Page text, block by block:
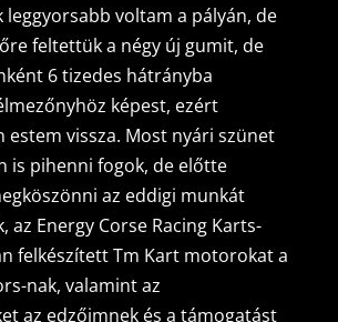
leggyorsabb voltam a pályán, de
feltettük a négy új gumit, de
6 tizedes hátrányba
képest, ezért
estem vissza. Most nyári szünet
is pihenni fogok, de előtte
az eddigi munkát
az Energy Corse Racing Karts-
felkészített Tm Kart motorokat a
nak, valamint az
az edzőimnek és a támogatást